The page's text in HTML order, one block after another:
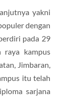
yakni
dengan
pada 29
raya kampus
Jimbaran,
itu telah
sarjana